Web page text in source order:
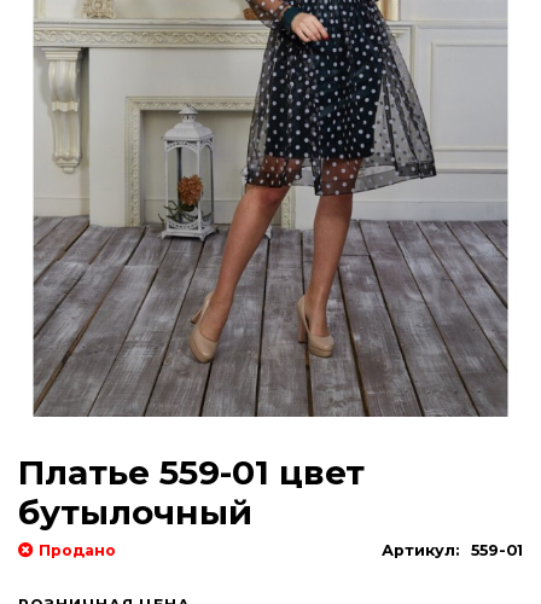
Платье 559-01 цвет
бутылочный
Продано Артикул: 559-01